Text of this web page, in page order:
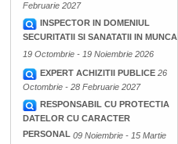
Februarie 2027
INSPECTOR IN DOMENIUL
SECURITATII SI SANATATII IN MUNCA
19 Octombrie - 19 Noiembrie 2026
EXPERT ACHIZITII PUBLICE 26
Octombrie - 28 Februarie 2027
RESPONSABIL CU PROTECTIA
DATELOR CU CARACTER
PERSONAL 09 Noiembrie - 15 Martie